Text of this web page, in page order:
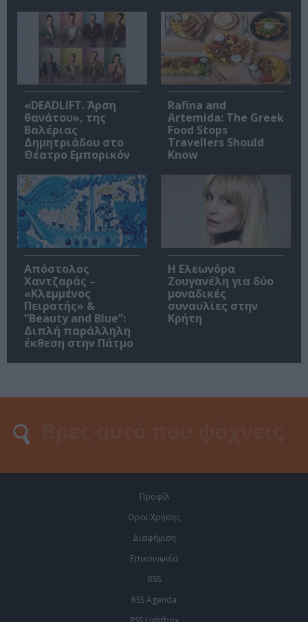
«DEADLIFT. Άρση
θανάτου», της
Βαλέριας
Δημητριάδου στο
Θέατρο Εμπορικόν
Rafina and
Artemida: The Greek
Food Stops
Travellers Should
Know
Απόστολος
Χαντζαράς –
«Κλεμμένος
Πειρατής» &
“Beauty and Blue”:
Διπλή παράλληλη
έκθεση στην Πάτμο
Η Ελεωνόρα
Ζουγανέλη για δύο
μοναδικές
συναυλίες στην
Κρήτη
Προφίλ
Οροι Χρήσης
Διαφήμιση
Επικοινωνία
RSS
RSS Agenda